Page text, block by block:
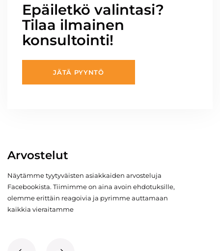
Epäiletkö valintasi?
Tilaa ilmainen
konsultointi!
JÄTÄ PYYNTÖ
Arvostelut
Näytämme tyytyväisten asiakkaiden arvosteluja
Facebookista. Tiimimme on aina avoin ehdotuksille,
olemme erittäin reagoivia ja pyrimme auttamaan
kaikkia vieraitamme